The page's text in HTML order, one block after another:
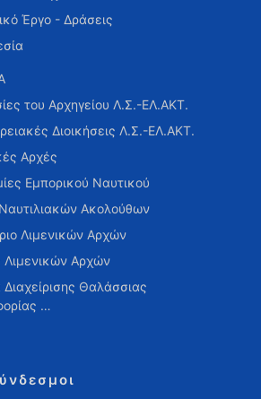
Έργο - Δράσεις
του Αρχηγείου Λ.Σ.-ΕΛ.ΑΚΤ.
Διοικήσεις Λ.Σ.-ΕΛ.ΑΚΤ.
Αρχές
Εμπορικού Ναυτικού
Ακολούθων
Λιμενικών Αρχών
Λιμενικών Αρχών
Θαλάσσιας
…